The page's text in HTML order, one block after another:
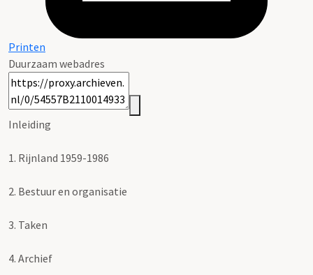
Printen
Duurzaam webadres
Inleiding
1. Rijnland 1959-1986
2. Bestuur en organisatie
3. Taken
4. Archief